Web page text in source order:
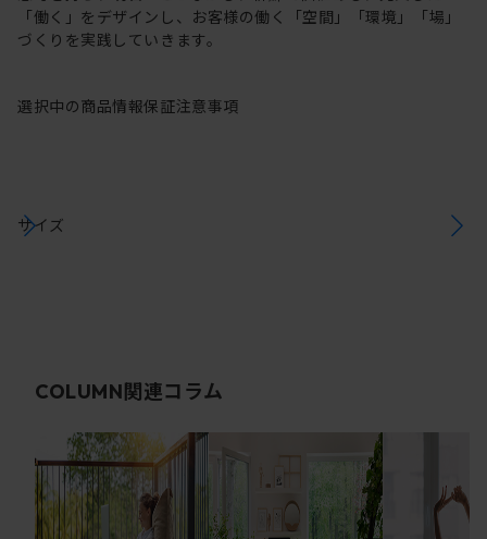
「働く」をデザインし、お客様の働く「空間」「環境」「場」
づくりを実践していきます。
選択中の商品情報保証注意事項
サイズ
COLUMN関連コラム